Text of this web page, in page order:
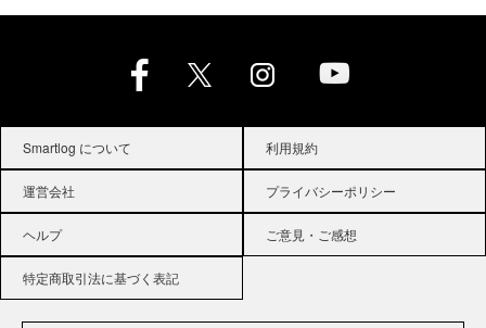
Smartlog について 利用規約
運営会社 プライバシーポリシー
ヘルプ ご意見・ご感想
特定商取引法に基づく表記